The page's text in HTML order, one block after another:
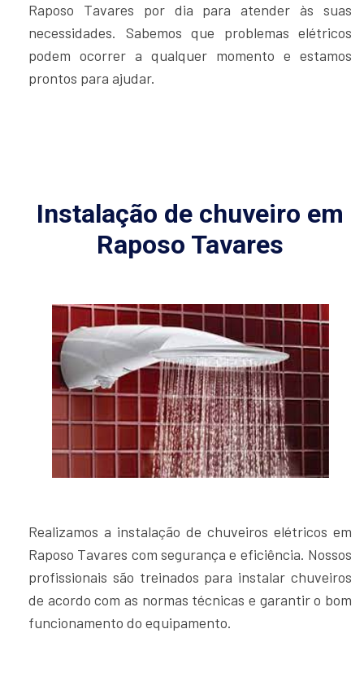
Raposo Tavares por dia para atender às suas
necessidades. Sabemos que problemas elétricos
podem ocorrer a qualquer momento e estamos
prontos para ajudar.
Instalação de chuveiro em
Raposo Tavares
Realizamos a instalação de chuveiros elétricos em
Raposo Tavares com segurança e eficiência. Nossos
profissionais são treinados para instalar chuveiros
de acordo com as normas técnicas e garantir o bom
funcionamento do equipamento.